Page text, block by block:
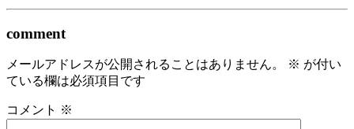
comment
メールアドレスが公開されることはありません。 ※ が付い
ている欄は必須項目です
コメント ※